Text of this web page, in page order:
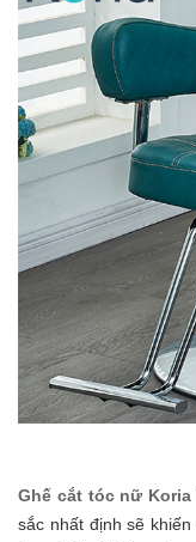
Ghế cắt tóc nữ Koria
sắc nhất định sẽ